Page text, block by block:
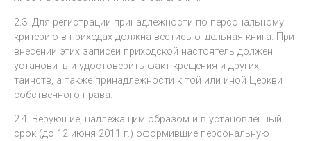
2.3. Для регистрации принадлежности по персональному
критерию в приходах должна вестись отдельная книга. При
внесении этих записей приходской настоятель должен
установить и удостоверить факт крещения и других
таинств, а также принадлежности к той или иной Церкви
собственного права.
2.4. Верующие, надлежащим образом и в установленный
срок (до 12 июня 2011 г.) оформившие персональную